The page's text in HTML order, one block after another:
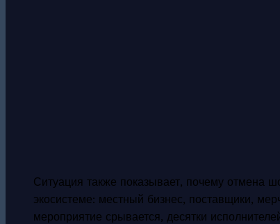
Ситуация также показывает, почему отмена
экосистеме: местный бизнес, поставщики,
мероприятие срывается, десятки